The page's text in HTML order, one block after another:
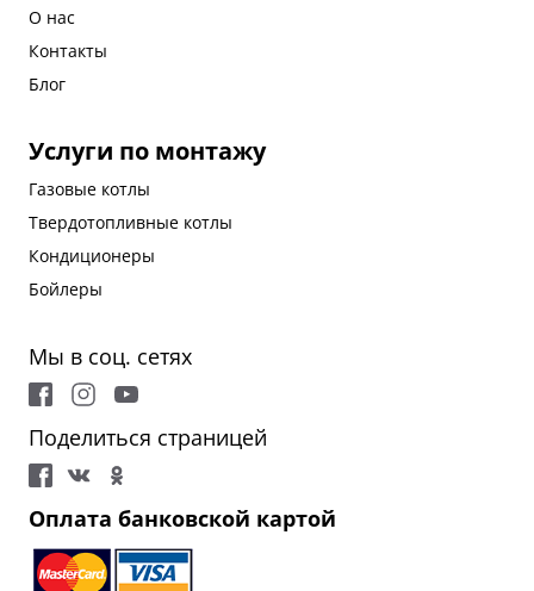
О нас
Контакты
Блог
Услуги по монтажу
Газовые котлы
Твердотопливные котлы
Кондиционеры
Бойлеры
Мы в соц. сетях
Поделиться страницей
Оплата банковской картой